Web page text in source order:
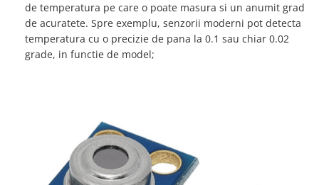
Acumulatori
Baterii
Distributie Comutatie si Protectie
Sigurante Diferentiale RCBO
Protectii diferentiale RCCB
Dispozitive AFDD detectare defect
arc electric
de temperatura pe care o poate masura si un anumit grad
de acuratete. Spre exemplu, senzorii moderni pot detecta
temperatura cu o precizie de pana la 0.1 sau chiar 0.02
grade, in functie de model;